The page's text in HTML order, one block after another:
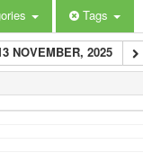
Tags
NOVEMBER, 2025